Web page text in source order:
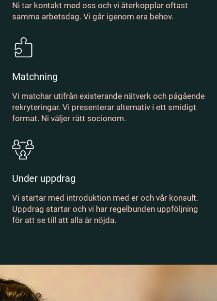
Ni tar kontakt med oss och vi återkopplar oftast
samma arbetsdag. Vi går igenom era behov.
Matchning
Vi matchar utifrån existerande nätverk och pågående
rekryteringar. Vi presenterar alternativ i ett smidigt
format. Ni väljer rätt socionom.
Under uppdrag
Vi startar med introduktion med er och vår konsult.
Uppdrag startar och vi har regelbunden uppföljning
för att se till att alla är nöjda.